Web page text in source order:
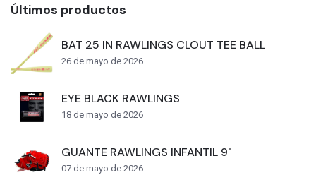
Últimos productos
BAT 25 IN RAWLINGS CLOUT TEE BALL
26 de mayo de 2026
EYE BLACK RAWLINGS
18 de mayo de 2026
GUANTE RAWLINGS INFANTIL 9"
07 de mayo de 2026